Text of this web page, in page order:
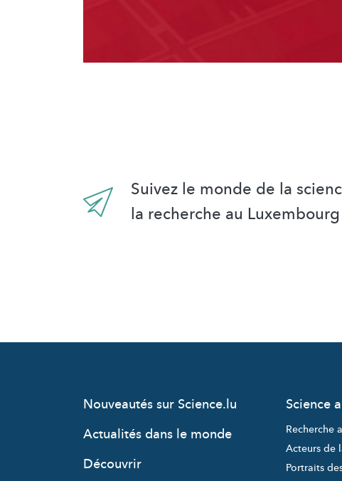
Suivez le monde de la
la recherche au Luxembourg
Nouveautés sur Science.lu
Actualités dans le monde
Découvrir
Science
Recherche
Acteurs de
Portraits